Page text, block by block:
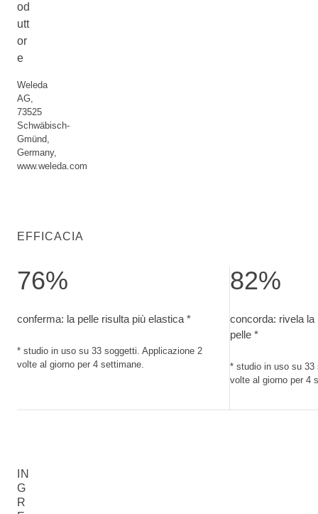
od
utt
or
e
Weleda
AG,
73525
Schwäbisch-
Gmünd,
Germany,
www.weleda.com
EFFICACIA
76%
conferma: la pelle risulta più elastica *
* studio in uso su 33 soggetti. Applicazione 2
volte al giorno per 4 settimane.
82%
concorda: rivela la
pelle *
* studio in uso su 33
volte al giorno per 4
IN
G
R